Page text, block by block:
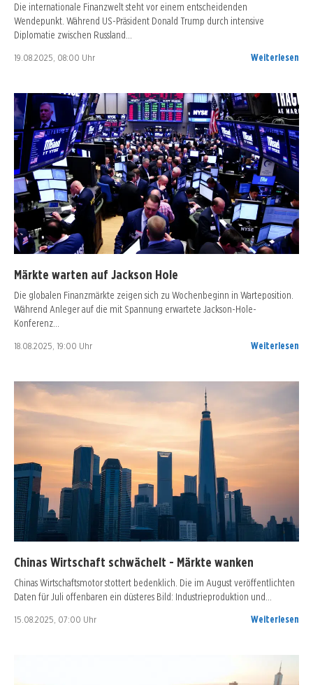
Die internationale Finanzwelt steht vor einem entscheidenden
Wendepunkt. Während US-Präsident Donald Trump durch intensive
Diplomatie zwischen Russland…
19.08.2025, 08:00 Uhr Weiterlesen
Märkte warten auf Jackson Hole
Die globalen Finanzmärkte zeigen sich zu Wochenbeginn in Warteposition.
Während Anleger auf die mit Spannung erwartete Jackson-Hole-
Konferenz…
18.08.2025, 19:00 Uhr Weiterlesen
Chinas Wirtschaft schwächelt - Märkte wanken
Chinas Wirtschaftsmotor stottert bedenklich. Die im August veröffentlichten
Daten für Juli offenbaren ein düsteres Bild: Industrieproduktion und…
15.08.2025, 07:00 Uhr Weiterlesen